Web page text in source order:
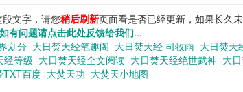
文字，请您稍后刷新页面看是否已经更新，如果长久
如有问题请点击此处反馈给我们...
划分 大日焚天经笔趣阁 大日焚天经 司牧雨 大日焚天
经等级 大日焚天经全文阅读 大日焚天经绝世武神 大
TXT百度 大焚天功 大焚天小地图